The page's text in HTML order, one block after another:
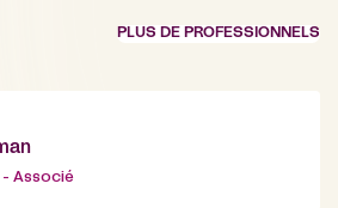
PLUS DE PROFESSIONNELS
Associé